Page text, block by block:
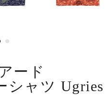
ード
シャツ Ugries